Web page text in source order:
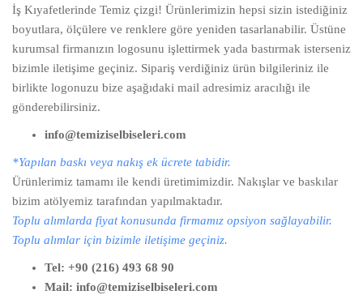
İş Kıyafetlerinde Temiz çizgi! Ürünlerimizin hepsi sizin istediğiniz
boyutlara, ölçülere ve renklere göre yeniden tasarlanabilir. Üstüne
kurumsal firmanızın logosunu işlettirmek yada bastırmak isterseniz
bizimle iletişime geçiniz. Sipariş verdiğiniz ürün bilgileriniz ile
birlikte logonuzu bize aşağıdaki mail adresimiz aracılığı ile
gönderebilirsiniz.
info@temiziselbiseleri.com
*Yapılan baskı veya nakış ek ücrete tabidir.
Ürünlerimiz tamamı ile kendi üretimimizdir. Nakışlar ve baskılar
bizim atölyemiz tarafından yapılmaktadır.
Toplu alımlarda fiyat konusunda firmamız opsiyon sağlayabilir.
Toplu alımlar için bizimle iletişime geçiniz.
Tel: +90 (216) 493 68 90
Mail: info@temiziselbiseleri.com